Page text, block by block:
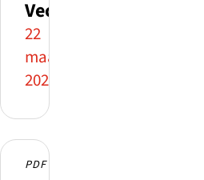
Vechtstreek
22
maart
2026
PDF